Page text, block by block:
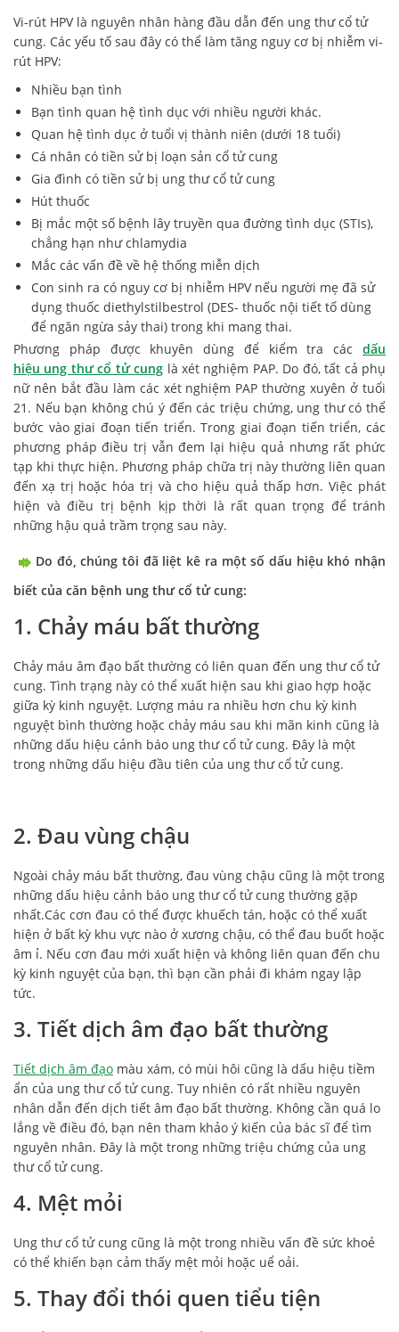
Vi-rút HPV là nguyên nhân hàng đầu dẫn đến ung thư cổ tử
cung. Các yếu tố sau đây có thể làm tăng nguy cơ bị nhiễm vi-
rút HPV:
Nhiều bạn tình
Bạn tình quan hệ tình dục với nhiều người khác.
Quan hệ tình dục ở tuổi vị thành niên (dưới 18 tuổi)
Cá nhân có tiền sử bị loạn sản cổ tử cung
Gia đình có tiền sử bị ung thư cổ tử cung
Hút thuốc
Bị mắc một số bệnh lây truyền qua đường tình dục (STIs),
chẳng hạn như chlamydia
Mắc các vấn đề về hệ thống miễn dịch
Con sinh ra có nguy cơ bị nhiễm HPV nếu người mẹ đã sử
dụng thuốc diethylstilbestrol (DES- thuốc nội tiết tố dùng
để ngăn ngừa sảy thai) trong khi mang thai.
Phương pháp được khuyên dùng để kiểm tra các dấu
hiệu ung thư cổ tử cung là xét nghiệm PAP. Do đó, tất cả phụ
nữ nên bắt đầu làm các xét nghiệm PAP thường xuyên ở tuổi
21. Nếu bạn không chú ý đến các triệu chứng, ung thư có thể
bước vào giai đoạn tiến triển. Trong giai đoạn tiến triển, các
phương pháp điều trị vẫn đem lại hiệu quả nhưng rất phức
tạp khi thực hiện. Phương pháp chữa trị này thường liên quan
đến xạ trị hoặc hóa trị và cho hiệu quả thấp hơn. Việc phát
hiện và điều trị bệnh kịp thời là rất quan trọng để tránh
những hậu quả trầm trọng sau này.
Do đó, chúng tôi đã liệt kê ra một số dấu hiệu khó nhận
biết của căn bệnh ung thư cổ tử cung:
1. Chảy máu bất thường
Chảy máu âm đạo bất thường có liên quan đến ung thư cổ tử
cung. Tình trạng này có thể xuất hiện sau khi giao hợp hoặc
giữa kỳ kinh nguyệt. Lượng máu ra nhiều hơn chu kỳ kinh
nguyệt bình thường hoặc chảy máu sau khi mãn kinh cũng là
những dấu hiệu cảnh báo ung thư cổ tử cung. Đây là một
trong những dấu hiệu đầu tiên của ung thư cổ tử cung.
2. Đau vùng chậu
Ngoài chảy máu bất thường, đau vùng chậu cũng là một trong
những dấu hiệu cảnh báo ung thư cổ tử cung thường gặp
nhất.Các cơn đau có thể được khuếch tán, hoặc có thể xuất
hiện ở bất kỳ khu vực nào ở xương chậu, có thể đau buốt hoặc
âm ỉ. Nếu cơn đau mới xuất hiện và không liên quan đến chu
kỳ kinh nguyệt của bạn, thì bạn cần phải đi khám ngay lập
tức.
3. Tiết dịch âm đạo bất thường
Tiết dịch âm đạo màu xám, có mùi hôi cũng là dấu hiệu tiềm
ẩn của ung thư cổ tử cung. Tuy nhiên có rất nhiều nguyên
nhân dẫn đến dịch tiết âm đạo bất thường. Không cần quá lo
lắng về điều đó, bạn nên tham khảo ý kiến của bác sĩ để tìm
nguyên nhân. Đây là một trong những triệu chứng của ung
thư cổ tử cung.
4. Mệt mỏi
Ung thư cổ tử cung cũng là một trong nhiều vấn đề sức khoẻ
có thể khiến bạn cảm thấy mệt mỏi hoặc uể oải.
5. Thay đổi thói quen tiểu tiện